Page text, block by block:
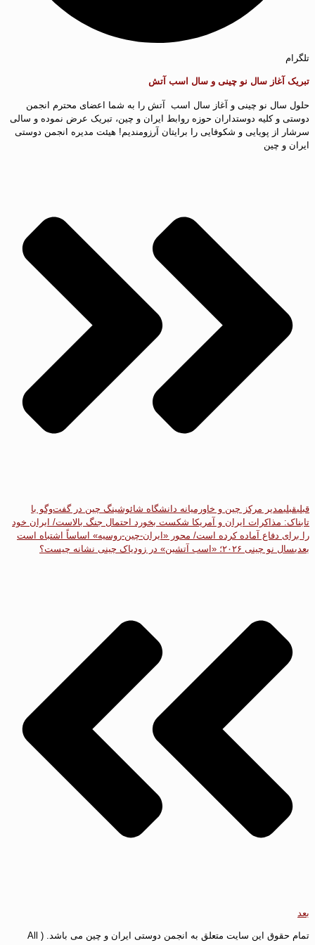
تلگرام
تبریک آغاز سال نو چینی و سال اسب آتش
حلول سال نو چینی و آغاز سال اسب آتش را به شما اعضای محترم انجمن
دوستی و کلیه دوستداران حوزه روابط ایران و چین، تبریک عرض نموده و سالی
سرشار از پویایی و شکوفایی را برایتان آرزومندیم! هیئت مدیره انجمن دوستی
ایران و چین
قبلیقبلیمدیر مرکز چین و خاورمیانه دانشگاه شائوشینگ چین در گفت‌و‌گو با
تابناک: مذاکرات ایران و آمریکا شکست بخورد احتمال جنگ بالاست/ ایران خود
را برای دفاع آماده کرده است/ محور «ایران-چین-روسیه» اساساً اشتباه است
بعدیسال نو چینی ۲۰۲۶؛ «اسب آتشین» در زودیاک چینی نشانه چیست؟
بعد
تمام حقوق این سایت متعلق به انجمن دوستی ایران و چین می باشد. ( All